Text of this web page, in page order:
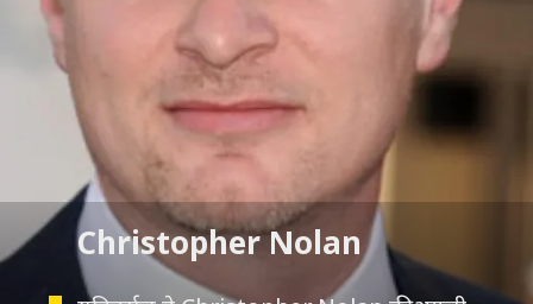
Christopher Nolan